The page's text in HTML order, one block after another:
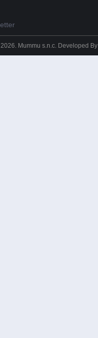
Mummu s.n.c. Developed By